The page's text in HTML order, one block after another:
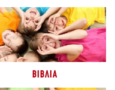
ΒΙΒΛΊΑ